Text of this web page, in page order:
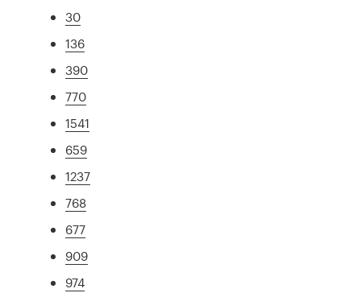
30
136
390
770
1541
659
1237
768
677
909
974